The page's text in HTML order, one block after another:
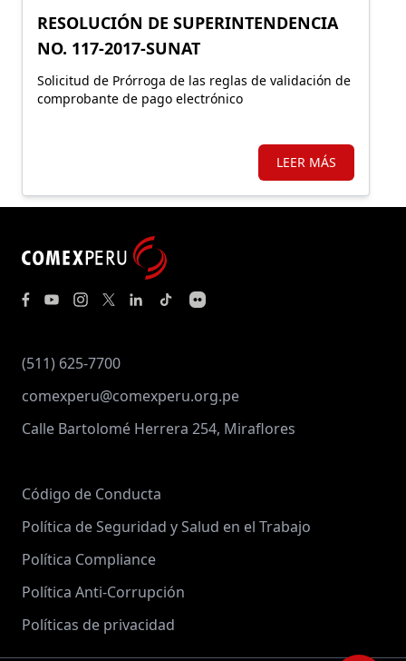
RESOLUCIÓN DE SUPERINTENDENCIA
NO. 117-2017-SUNAT
Solicitud de Prórroga de las reglas de validación de
comprobante de pago electrónico
LEER MÁS
(511) 625-7700
comexperu@comexperu.org.pe
Calle Bartolomé Herrera 254, Miraflores
Código de Conducta
Política de Seguridad y Salud en el Trabajo
Política Compliance
Política Anti-Corrupción
Políticas de privacidad